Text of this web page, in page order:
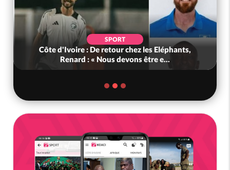
SPORT
Côte d'Ivoire : De retour chez les Eléphants,
Renard : « Nous devons être e...